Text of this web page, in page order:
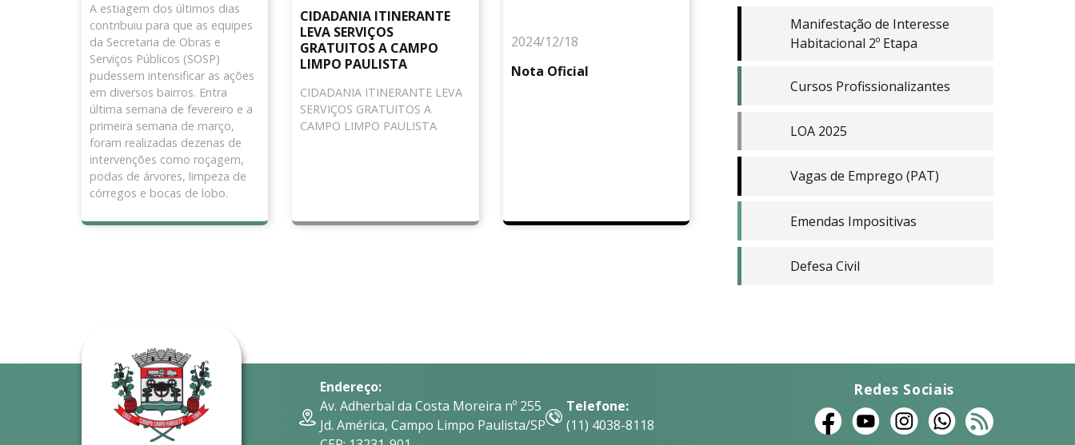
A estiagem dos últimos dias
contribuiu para que as equipes
da Secretaria de Obras e
Serviços Públicos (SOSP)
pudessem intensificar as ações
em diversos bairros. Entra
última semana de fevereiro e a
primeira semana de março,
foram realizadas dezenas de
intervenções como roçagem,
podas de árvores, limpeza de
córregos e bocas de lobo.
CIDADANIA ITINERANTE
LEVA SERVIÇOS
GRATUITOS A CAMPO
LIMPO PAULISTA
CIDADANIA ITINERANTE LEVA
SERVIÇOS GRATUITOS A
CAMPO LIMPO PAULISTA
2024/12/18
Nota Oficial
Manifestação de Interesse
Habitacional 2º Etapa
Cursos Profissionalizantes
LOA 2025
Vagas de Emprego (PAT)
Emendas Impositivas
Defesa Civil
Endereço:
Av. Adherbal da Costa Moreira nº 255
Jd. América, Campo Limpo Paulista/SP
Telefone:
(11) 4038-8118
Redes Sociais